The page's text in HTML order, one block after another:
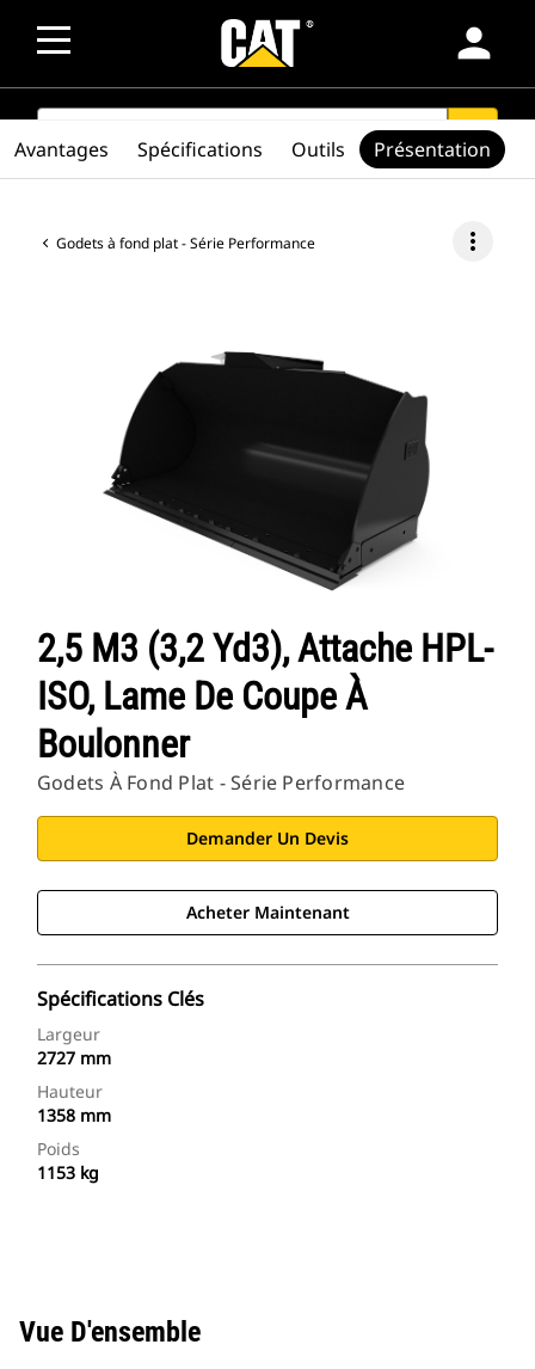
person
SEARCH search
Godets à fond plat - Série Performance more_vert
2,5 M3 (3,2 Yd3), Attache HPL-
ISO, Lame De Coupe À
Boulonner
Godets À Fond Plat - Série Performance
Demander Un Devis
Acheter Maintenant
Spécifications Clés
Largeur
2727 mm
Hauteur
1358 mm
Poids
1153 kg
Avantages Spécifications Outils Présentation
Vue D'ensemble